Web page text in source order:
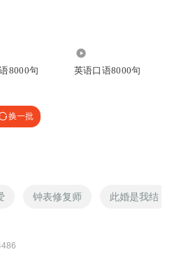
8000句 英语口语8000句
换一批
钟表修复师 此婚是我结